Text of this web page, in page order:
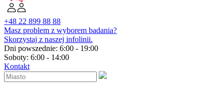
+48 22 899 88 88
Masz problem z wyborem badania?
Skorzystaj z naszej infolinii.
Dni powszednie: 6:00 - 19:00
Soboty: 6:00 - 14:00
Kontakt